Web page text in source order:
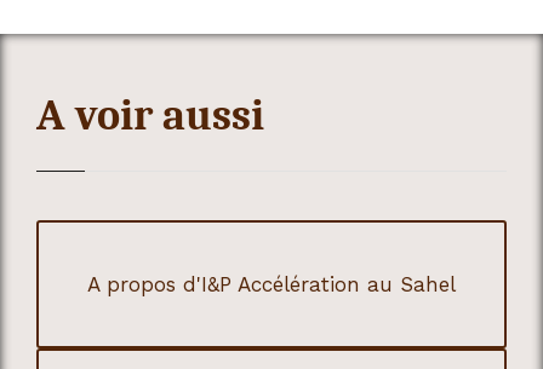
A voir aussi
A propos d'I&P Accélération au Sahel